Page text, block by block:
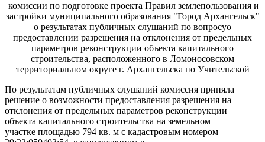
комиссии по подготовке проекта Правил землепользования и
застройки муниципального образования "Город Архангельск"
о результатах публичных слушаний по вопросуо
предоставлении разрешения на отклонения от предельных
параметров реконструкции объекта капитального
строительства, расположенного в Ломоносовском
территориальном округе г. Архангельска по Учительской
По результатам публичных слушаний комиссия приняла
решение о возможности предоставления разрешения на
отклонения от предельных параметров реконструкции
объекта капитального строительства на земельном
участке площадью 794 кв. м с кадастровым номером